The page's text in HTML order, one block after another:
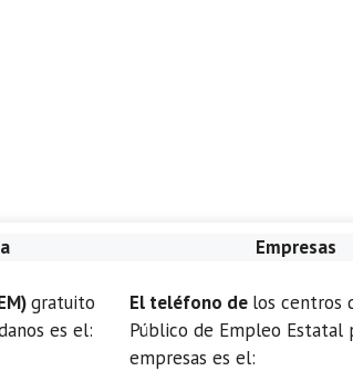
gratuito
es el:
Empresas
El teléfono de los centros
Público de Empleo Estatal
empresas es el: